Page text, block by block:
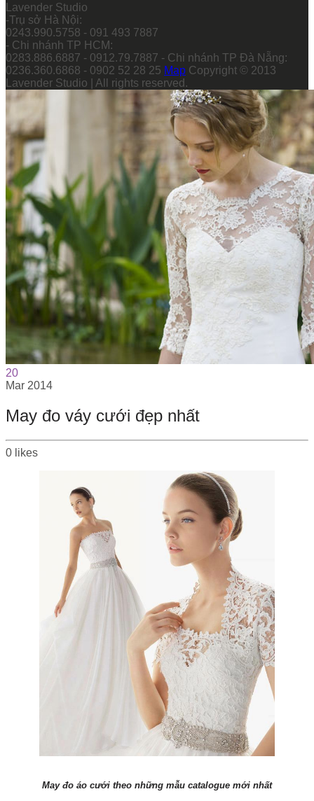
Lavender Studio
-Trụ sở Hà Nội:
0243.990.5758 - 091 493 7887
- Chi nhánh TP HCM:
0283.886.6887 - 0912.79.7887 - Chi nhánh TP Đà Nẵng:
0236.360.6868 - 0902 52 28 25 Map Copyright © 2013
Lavender Studio | All rights reserved.
20
Mar 2014
May đo váy cưới đẹp nhất
0 likes
May đo áo cưới theo những mẫu catalogue mới nhất